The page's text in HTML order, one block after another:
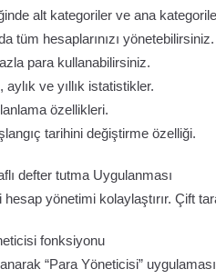
alt kategoriler ve ana
tüm hesaplarınızı yönetebilirsiniz.
para kullanabilirsiniz.
aylık ve yıllık istatistikler.
özellikleri.
tarihini değiştirme özelliği.
defter tutma Uygulanması
yönetimi kolaylaştırır. Çift
fonksiyonu
“Para Yöneticisi”